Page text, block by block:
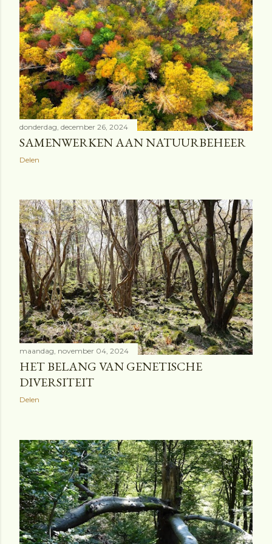
donderdag, december 26, 2024
SAMENWERKEN AAN NATUURBEHEER
Delen
maandag, november 04, 2024
HET BELANG VAN GENETISCHE
DIVERSITEIT
Delen